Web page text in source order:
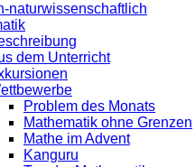
naturwissenschaftlich
dem Unterricht
Problem des Monats
Mathematik ohne Grenzen
Mathe im Advent
Kanguru